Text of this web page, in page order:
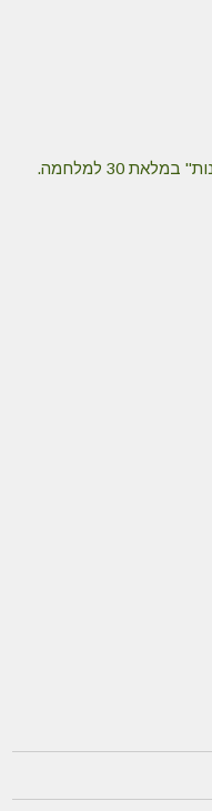
מתוך מוסף מיוחד של "ידיעות אחרונות" במלאת 30 למלחמה.